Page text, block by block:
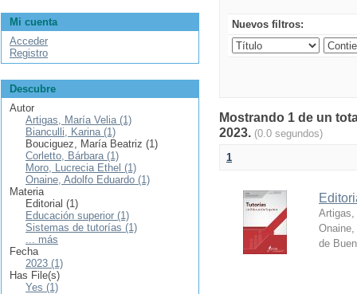
Nuevos filtros:
Mostrando 1 de un
2023. (0.0 segundos)
1
Artigas,
de
Mi cuenta
Acceder
Registro
Descubre
Autor
Artigas, María Velia (1)
Bianculli, Karina (1)
Bouciguez, María Beatriz (1)
Corletto, Bárbara (1)
Moro, Lucrecia Ethel (1)
Onaine, Adolfo Eduardo (1)
Materia
Editorial (1)
Educación superior (1)
Sistemas de tutorías (1)
... más
Fecha
2023 (1)
Has File(s)
Yes (1)